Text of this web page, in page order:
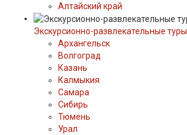
Алтайский край
Экскурсионно-развлекательные туры
Архангельск
Волгоград
Казань
Калмыкия
Самара
Сибирь
Тюмень
Урал